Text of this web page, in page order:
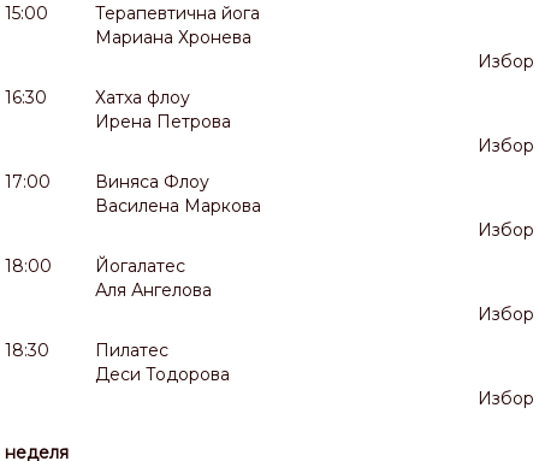
15:00
Терапевтична йога
Мариана Хронева
Избор
16:30
Хатха флоу
Ирена Петрова
Избор
17:00
Виняса Флоу
Василена Маркова
Избор
18:00
Йогалатес
Аля Ангелова
Избор
18:30
Пилатес
Деси Тодорова
Избор
неделя